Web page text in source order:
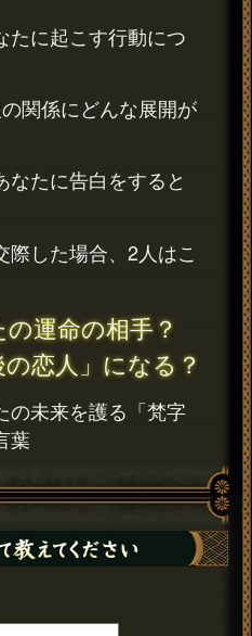
たに起こす行動につ
関係にどんな展開が
たに告白をすると
した場合、2人はこ
運命の相手？
恋人」になる？
の未来を護る「梵字
葉